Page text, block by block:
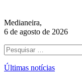
Medianeira,
6 de agosto de 2026
Últimas notícias